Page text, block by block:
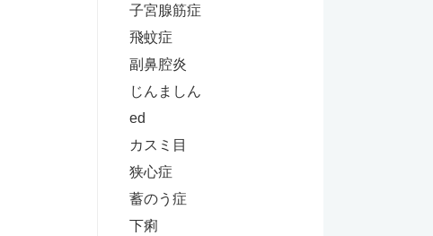
子宮腺筋症
飛蚊症
副鼻腔炎
じんましん
ed
カスミ目
狭心症
蓄のう症
下痢